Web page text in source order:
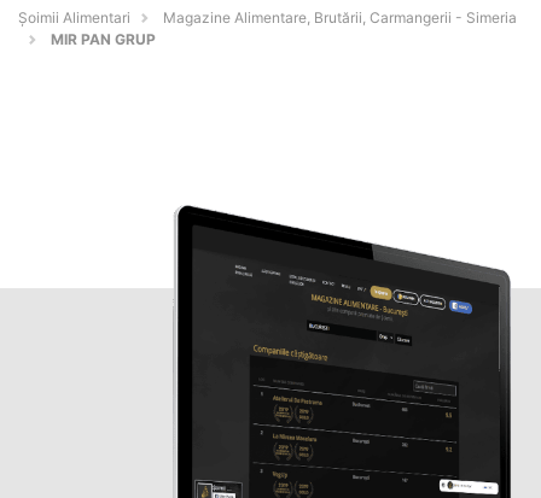
Şoimii Alimentari
Magazine Alimentare, Brutării, Carmangerii - Simeria
MIR PAN GRUP